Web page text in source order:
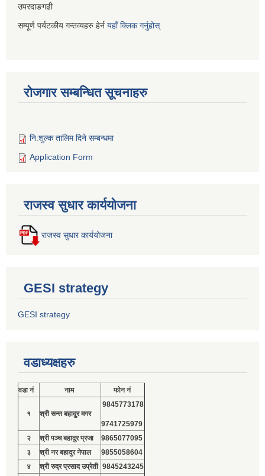
उपरदाङगढी
सम्पूर्ण पर्यटकीय गन्तव्यहरु हेर्न यहाँ क्लिक गर्नुहोस्
रोजगार सम्बन्धित सूचनाहरु
नि:शुल्क तालिम दिने सम्बन्धमा
Application Form
राजस्व सुधार कार्ययोजना
राजस्व सुधार कार्ययोजना
GESI strategy
GESI strategy
वडाध्यक्षहरु
वडा नं नाम फोन नं
१ श्री सन्त बहादुर मगर
9845773178
9741725979
२
श्री पञ्च बहादुर प्रजा
9865077095
३
श्री नर बहादुर नेपाल
9855058604
४
श्री रुद्र प्रसाद उप्रेती 9845243245